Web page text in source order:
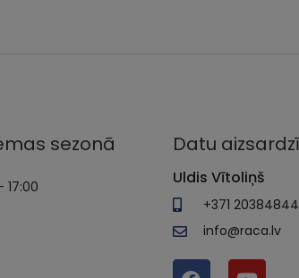
sezonā
17:00
Datu
Uldis Vītoliņš
+371 20384844
info@raca.lv